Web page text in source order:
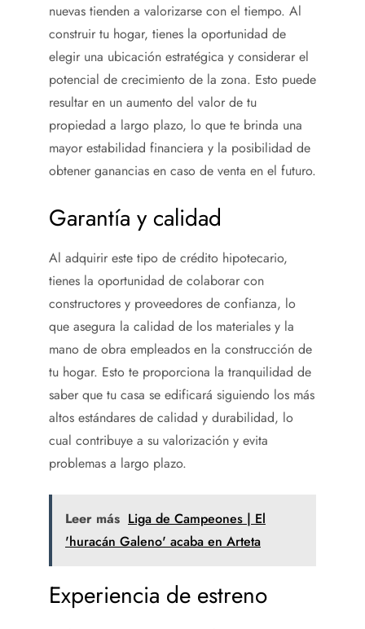
nuevas tienden a valorizarse con el tiempo. Al
construir tu hogar, tienes la oportunidad de
elegir una ubicación estratégica y considerar el
potencial de crecimiento de la zona. Esto puede
resultar en un aumento del valor de tu
propiedad a largo plazo, lo que te brinda una
mayor estabilidad financiera y la posibilidad de
obtener ganancias en caso de venta en el futuro.
Garantía y calidad
Al adquirir este tipo de crédito hipotecario,
tienes la oportunidad de colaborar con
constructores y proveedores de confianza, lo
que asegura la calidad de los materiales y la
mano de obra empleados en la construcción de
tu hogar. Esto te proporciona la tranquilidad de
saber que tu casa se edificará siguiendo los más
altos estándares de calidad y durabilidad, lo
cual contribuye a su valorización y evita
problemas a largo plazo.
Leer más Liga de Campeones | El
'huracán Galeno' acaba en Arteta
Experiencia de estreno